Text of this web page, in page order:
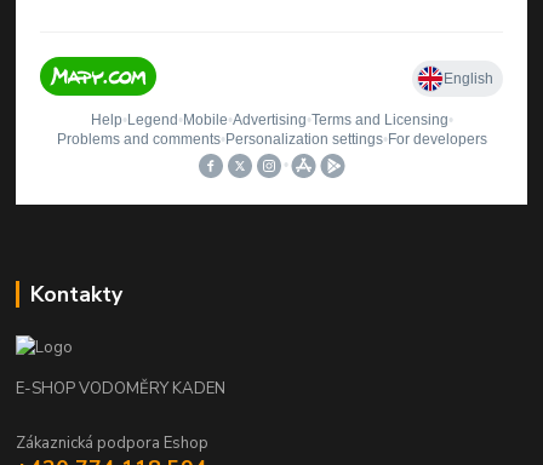
Kontakty
E-SHOP VODOMĚRY KADEN
Zákaznická podpora Eshop